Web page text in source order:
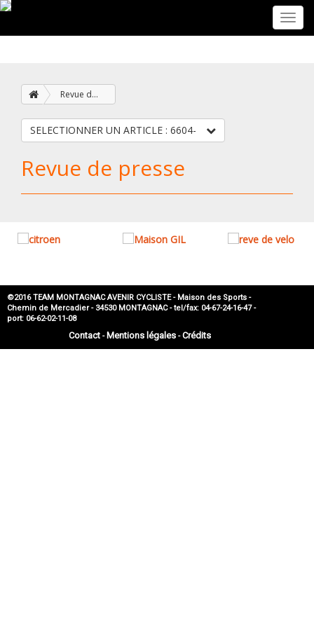
Revue de presse
SELECTIONNER UN ARTICLE : 6604-
Revue de presse
©2016 TEAM MONTAGNAC AVENIR CYCLISTE - Maison des Sports -
Chemin de Mercadier - 34530 MONTAGNAC - tel/fax: 04-67-24-16-47 -
port: 06-62-02-11-08
Contact- Mentions légales-Crédits